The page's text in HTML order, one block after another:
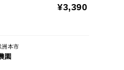
¥3,390
洲本市
園